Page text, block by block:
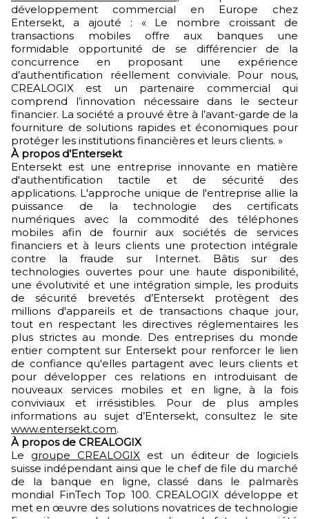
développement commercial en Europe chez
Entersekt, a ajouté : « Le nombre croissant de
transactions mobiles offre aux banques une
formidable opportunité de se différencier de la
concurrence en proposant une expérience
d’authentification réellement conviviale. Pour nous,
CREALOGIX est un partenaire commercial qui
comprend l’innovation nécessaire dans le secteur
financier. La société a prouvé être à l’avant-garde de la
fourniture de solutions rapides et économiques pour
protéger les institutions financières et leurs clients. »
À propos d’Entersekt
Entersekt est une entreprise innovante en matière
d'authentification tactile et de sécurité des
applications. L'approche unique de l'entreprise allie la
puissance de la technologie des certificats
numériques avec la commodité des téléphones
mobiles afin de fournir aux sociétés de services
financiers et à leurs clients une protection intégrale
contre la fraude sur Internet. Bâtis sur des
technologies ouvertes pour une haute disponibilité,
une évolutivité et une intégration simple, les produits
de sécurité brevetés d’Entersekt protègent des
millions d'appareils et de transactions chaque jour,
tout en respectant les directives réglementaires les
plus strictes au monde. Des entreprises du monde
entier comptent sur Entersekt pour renforcer le lien
de confiance qu'elles partagent avec leurs clients et
pour développer ces relations en introduisant de
nouveaux services mobiles et en ligne, à la fois
conviviaux et irrésistibles. Pour de plus amples
informations au sujet d’Entersekt, consultez le site
www.entersekt.com.
À propos de CREALOGIX
Le groupe CREALOGIX est un éditeur de logiciels
suisse indépendant ainsi que le chef de file du marché
de la banque en ligne, classé dans le palmarès
mondial FinTech Top 100. CREALOGIX développe et
met en œuvre des solutions novatrices de technologie